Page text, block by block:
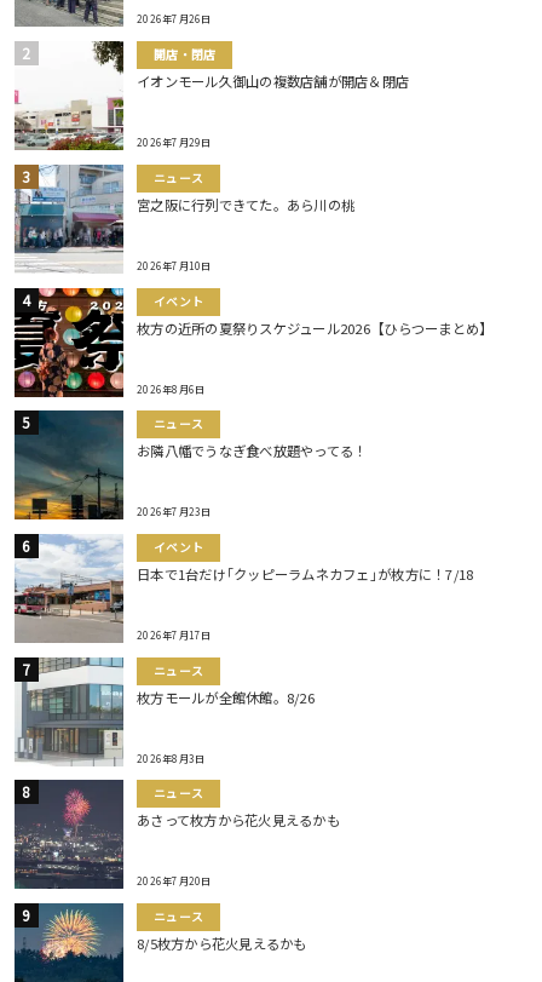
2026年7月26日
開店・閉店
イオンモール久御山の複数店舗が開店＆閉店
2026年7月29日
ニュース
宮之阪に行列できてた。あら川の桃
2026年7月10日
イベント
枚方の近所の夏祭りスケジュール2026【ひらつーまとめ】
2026年8月6日
ニュース
お隣八幡でうなぎ食べ放題やってる！
2026年7月23日
イベント
日本で1台だけ｢クッピーラムネカフェ｣が枚方に！7/18
2026年7月17日
ニュース
枚方モールが全館休館。8/26
2026年8月3日
ニュース
あさって枚方から花火見えるかも
2026年7月20日
ニュース
8/5枚方から花火見えるかも